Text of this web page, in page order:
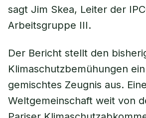
sagt Jim Skea, Leiter der
Arbeitsgruppe III.
Der Bericht stellt den
Klimaschutzbemühungen
gemischtes Zeugnis aus.
Weltgemeinschaft weit von